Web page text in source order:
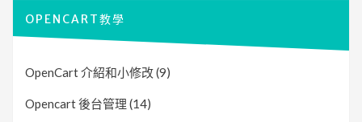
OPENCART教學
OpenCart 介紹和小修改(9)
Opencart 後台管理 (14)